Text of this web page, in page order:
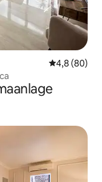
4,8 (80)